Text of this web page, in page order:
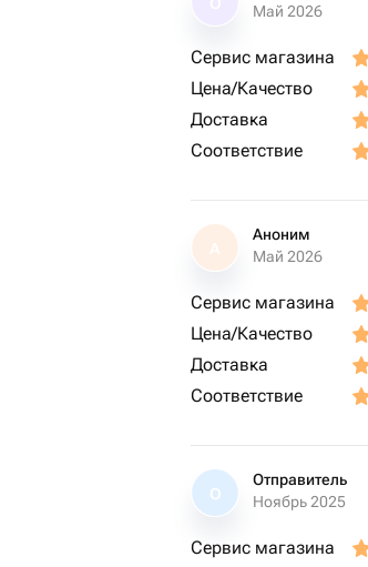
Май 2026
Сервис магазина
Цена/Качество
Доставка
Соответствие
А
Аноним
Май 2026
Сервис магазина
Цена/Качество
Доставка
Соответствие
О
Отправитель
Ноябрь 2025
Сервис магазина